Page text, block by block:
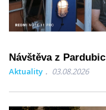
Návštěva z Pardubic
Aktuality 03.08.2026